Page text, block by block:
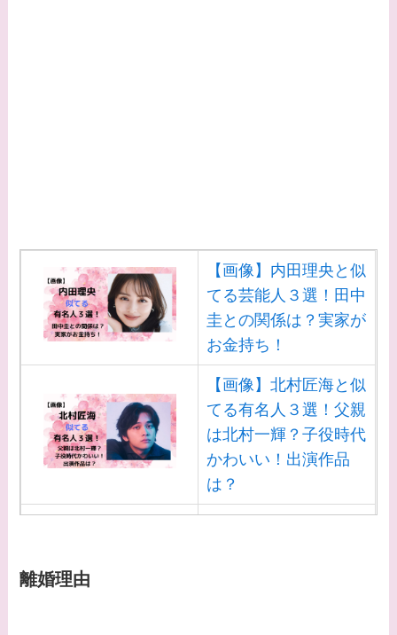
【画像】内田理央と似
てる芸能人３選！田中
圭との関係は？実家が
お金持ち！
【画像】北村匠海と似
てる有名人３選！父親
は北村一輝？子役時代
かわいい！出演作品
は？
離婚理由